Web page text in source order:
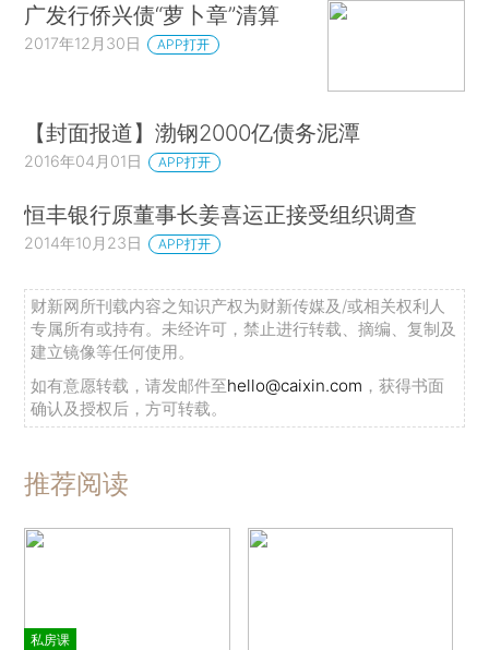
广发行侨兴债“萝卜章”清算
2017年12月30日 APP打开
【封面报道】渤钢2000亿债务泥潭
2016年04月01日 APP打开
恒丰银行原董事长姜喜运正接受组织调查
2014年10月23日 APP打开
财新网所刊载内容之知识产权为财新传媒及/或相关权利人
专属所有或持有。未经许可，禁止进行转载、摘编、复制及
建立镜像等任何使用。
如有意愿转载，请发邮件至hello@caixin.com ，获得书面
确认及授权后，方可转载。
推荐阅读
私房课